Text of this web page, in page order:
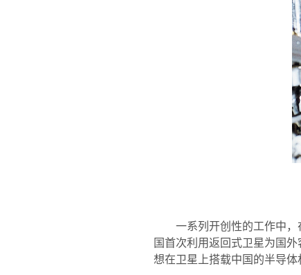
一系列开创性的工作中，
国首次利用返回式卫星为国
想在卫星上搭载中国的半导体